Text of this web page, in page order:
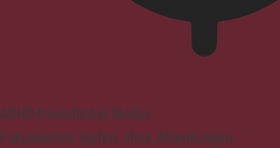
ADHD-freundlicher Modus
Fokussiertes Surfen, ohne Ablenkungen